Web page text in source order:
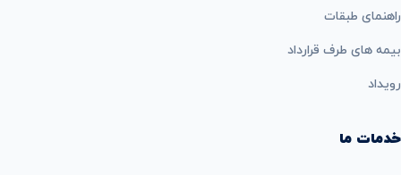
راهنمای طبقات
بيمه های طرف قرارداد
رویداد
خدمات ما